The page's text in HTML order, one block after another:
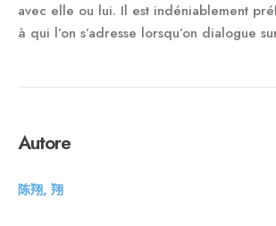
avec elle ou lui. Il est indéniablement
à qui l’on s’adresse lorsqu’on dialogue
Autore
陈翔, 翔